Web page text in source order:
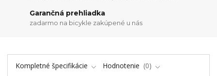
Garančná prehliadka
zadarmo na bicykle zakúpené u nás
Kompletné špecifikácie Hodnotenie 0